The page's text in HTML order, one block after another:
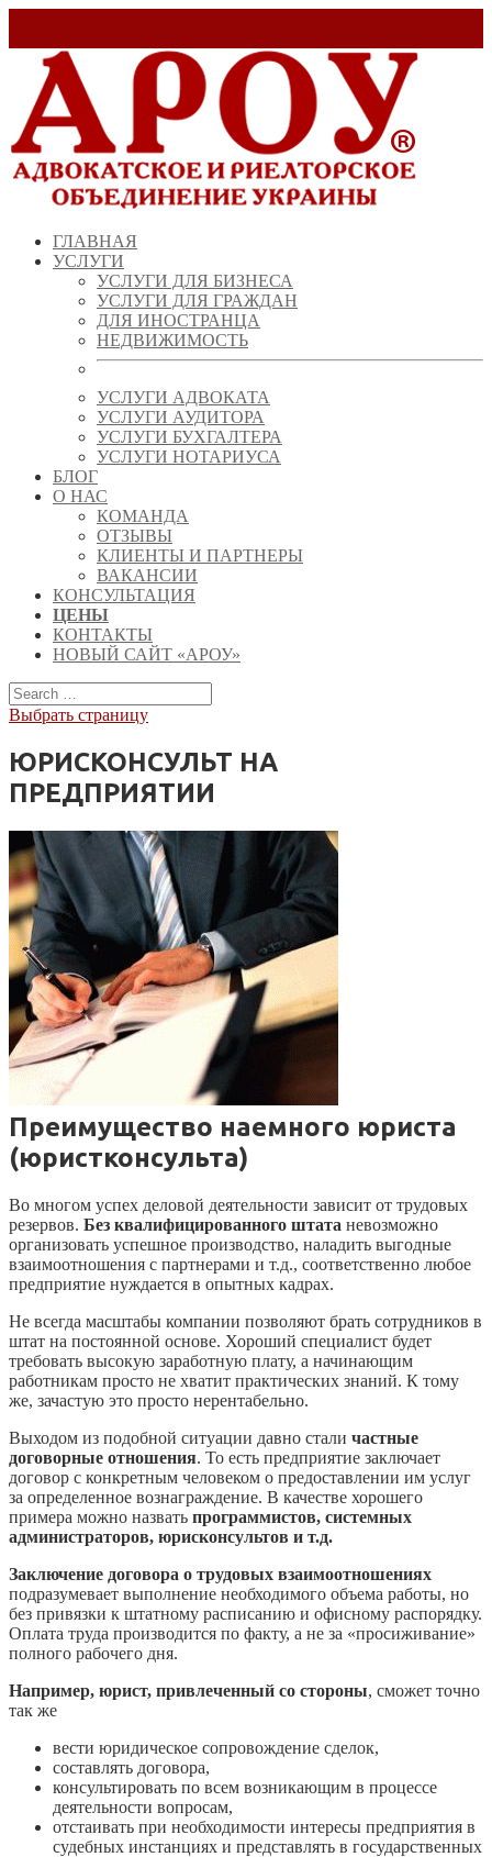
ГЛАВНАЯ
УСЛУГИ
УСЛУГИ ДЛЯ БИЗНЕСА
УСЛУГИ ДЛЯ ГРАЖДАН
ДЛЯ ИНОСТРАНЦА
НЕДВИЖИМОСТЬ
УСЛУГИ АДВОКАТА
УСЛУГИ АУДИТОРА
УСЛУГИ БУХГАЛТЕРА
УСЛУГИ НОТАРИУСА
БЛОГ
О НАС
КОМАНДА
ОТЗЫВЫ
КЛИЕНТЫ И ПАРТНЕРЫ
ВАКАНСИИ
КОНСУЛЬТАЦИЯ
ЦЕНЫ
КОНТАКТЫ
НОВЫЙ САЙТ «АРОУ»
Выбрать страницу
ЮРИСКОНСУЛЬТ НА
ПРЕДПРИЯТИИ
Преимущество наемного юриста
(юристконсульта)
Во многом успех деловой деятельности зависит от трудовых
резервов. Без квалифицированного штата невозможно
организовать успешное производство, наладить выгодные
взаимоотношения с партнерами и т.д., соответственно любое
предприятие нуждается в опытных кадрах.
Не всегда масштабы компании позволяют брать сотрудников в
штат на постоянной основе. Хороший специалист будет
требовать высокую заработную плату, а начинающим
работникам просто не хватит практических знаний. К тому
же, зачастую это просто нерентабельно.
Выходом из подобной ситуации давно стали частные
договорные отношения. То есть предприятие заключает
договор с конкретным человеком о предоставлении им услуг
за определенное вознаграждение. В качестве хорошего
примера можно назвать программистов, системных
администраторов, юрисконсультов и т.д.
Заключение договора о трудовых взаимоотношениях
подразумевает выполнение необходимого объема работы, но
без привязки к штатному расписанию и офисному распорядку.
Оплата труда производится по факту, а не за «просиживание»
полного рабочего дня.
Например, юрист, привлеченный со стороны, сможет точно
так же
вести юридическое сопровождение сделок,
составлять договора,
консультировать по всем возникающим в процессе
деятельности вопросам,
отстаивать при необходимости интересы предприятия в
судебных инстанциях и представлять в государственных